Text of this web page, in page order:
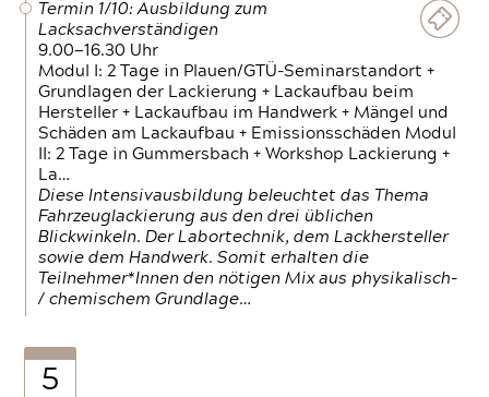
Termin 1/10: Ausbildung zum
Lacksachverständigen
9.00—16.30 Uhr
Modul I: 2 Tage in Plauen/GTÜ-Seminarstandort +
Grundlagen der Lackierung + Lackaufbau beim
Hersteller + Lackaufbau im Handwerk + Mängel und
Schäden am Lackaufbau + Emissionsschäden Modul
II: 2 Tage in Gummersbach + Workshop Lackierung +
La…
Diese Intensivausbildung beleuchtet das Thema
Fahrzeuglackierung aus den drei üblichen
Blickwinkeln. Der Labortechnik, dem Lackhersteller
sowie dem Handwerk. Somit erhalten die
Teilnehmer*Innen den nötigen Mix aus physikalisch-
/ chemischem Grundlage…
5